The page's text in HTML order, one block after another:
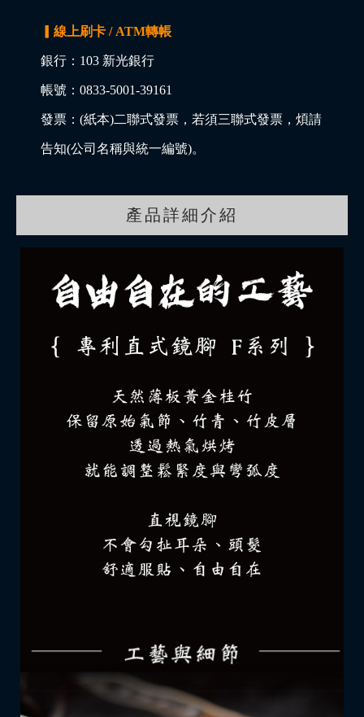
▎線上刷卡 / ATM轉帳
銀行：103 新光銀行
帳號：0833-5001-39161
發票：(紙本)二聯式發票，若須三聯式發票，煩請
告知(公司名稱與統一編號)。
產品詳細介紹